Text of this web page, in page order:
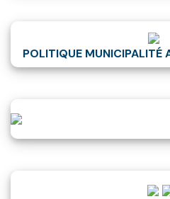
POLITIQUE MUNICIPALITÉ